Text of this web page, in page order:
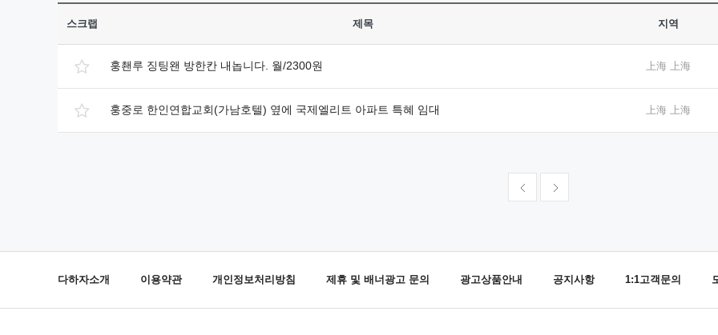
스크랩 제목 지역
훙쵄루 징팅왠 방한칸 내놉니다. 월/2300원 上海 上海
훙중로 한인연합교회(가남호텔) 옆에 국제엘리트 아파트 특혜 임대 上海 上海
다하자소개 이용약관 개인정보처리방침 제휴 및 배너광고 문의 광고상품안내 공지사항 1:1고객문의